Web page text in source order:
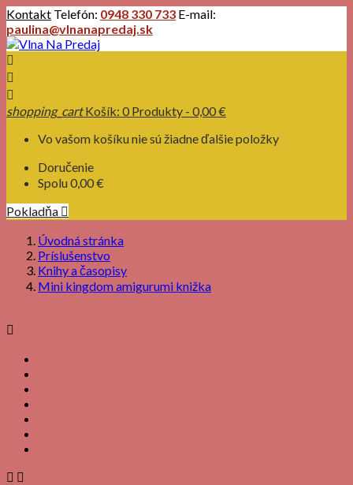
Kontakt Telefón: 0948 330 733 E-mail:
paulina@vlnanapredaj.sk



shopping_cart Košík: 0 Produkty - 0,00 €
Vo vašom košíku nie sú žiadne ďalšie položky
Doručenie
Spolu0,00 €
Pokladňa 
Úvodná stránka
Príslušenstvo
Knihy a časopisy
Mini kingdom amigurumi knižka

 